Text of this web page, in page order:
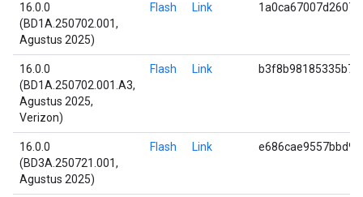
16.0.0
(BD1A.250702.001,
Agustus 2025)
Flash Link
16.0.0
(BD1A.250702.001.A3,
Agustus 2025,
Verizon)
Flash Link
16.0.0
(BD3A.250721.001,
Agustus 2025)
Flash Link